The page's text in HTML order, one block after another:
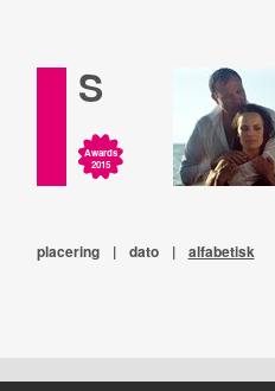
S
Awards
2015
placering | dato | alfabetisk